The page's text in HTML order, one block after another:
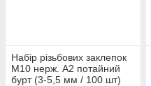
Набір різьбових заклепок
М10 нерж. А2 потайний
бурт (3-5,5 мм / 100 шт)